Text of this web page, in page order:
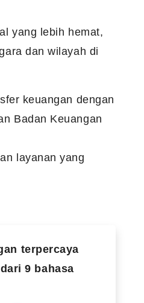
yang lebih hemat,
dan wilayah di
keuangan dengan
Badan Keuangan
layanan yang
terpercaya
9 bahasa